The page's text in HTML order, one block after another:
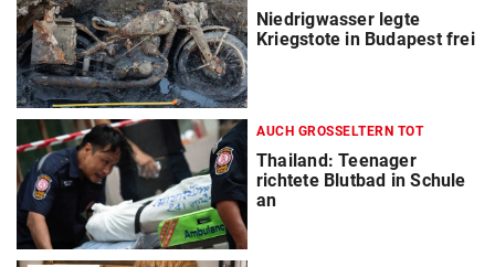
Niedrigwasser legte
Kriegstote in Budapest frei
AUCH GROSSELTERN TOT
Thailand: Teenager
richtete Blutbad in Schule
an